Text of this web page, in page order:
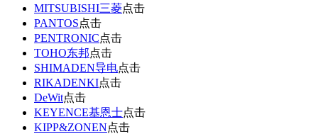
MITSUBISHI三菱点击
PANTOS点击
PENTRONIC点击
TOHO东邦点击
SHIMADEN导电点击
RIKADENKI点击
DeWit点击
KEYENCE基恩士点击
KIPP&ZONEN点击